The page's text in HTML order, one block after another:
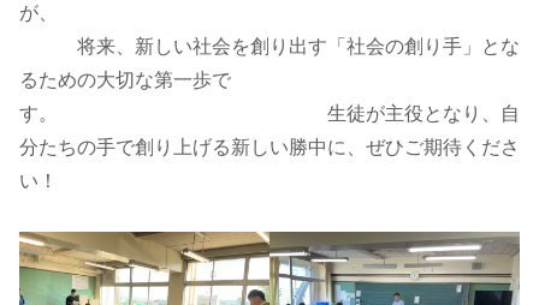
が、
将来、新しい社会を創り出す「社会の創り手」とな
るための大切な第一歩で
す。 生徒が主役となり、自
分たちの手で創り上げる新しい勝中に、ぜひご期待くださ
い！